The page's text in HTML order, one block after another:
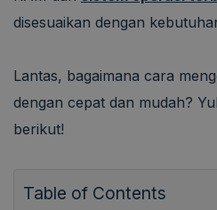
disesuaikan dengan
Lantas, bagaimana cara
dengan cepat dan mudah?
berikut!
Table of Contents